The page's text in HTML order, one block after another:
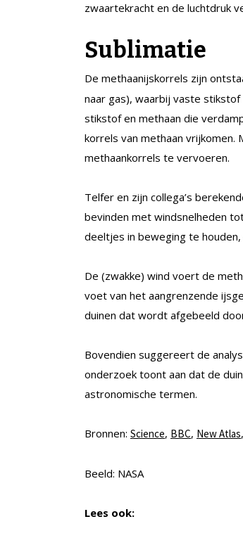
zwaartekracht en de luchtdruk
Sublimatie
De methaanijskorrels zijn
naar gas), waarbij vaste
stikstof en methaan die
korrels van methaan vrijkomen.
methaankorrels te vervoeren.
Telfer en zijn collega’s
bevinden met windsnelheden
deeltjes in beweging te
De (zwakke) wind voert de
voet van het aangrenzende
duinen dat wordt afgebeeld
Bovendien suggereert de
onderzoek toont aan dat de
astronomische termen.
Bronnen: Science, BBC, New Atlas,
Beeld: NASA
Lees ook: